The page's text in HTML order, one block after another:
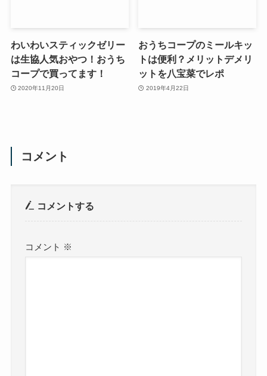
わいわいスティックゼリー
は生協人気おやつ！おうち
コープで買ってます！
2020年11月20日
おうちコープのミールキッ
トは便利？メリットデメリ
ットを八宝菜でレポ
2019年4月22日
コメント
コメントする
コメント ※